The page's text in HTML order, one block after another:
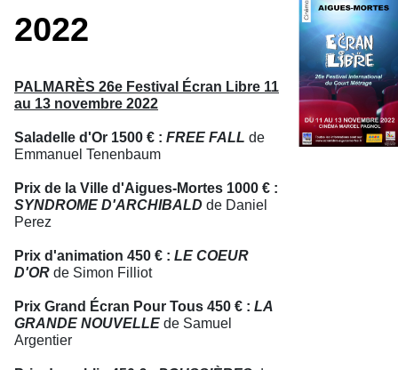
2022
PALMARÈS 26e Festival Écran Libre 11
au 13 novembre 2022
Saladelle d'Or 1500 € : FREE FALL de
Emmanuel Tenenbaum
Prix de la Ville d'Aigues-Mortes 1000 € :
SYNDROME D'ARCHIBALD de Daniel
Perez
Prix d'animation 450 € : LE COEUR
D'OR de Simon Filliot
Prix Grand Écran Pour Tous 450 € : LA
GRANDE NOUVELLE de Samuel
Argentier